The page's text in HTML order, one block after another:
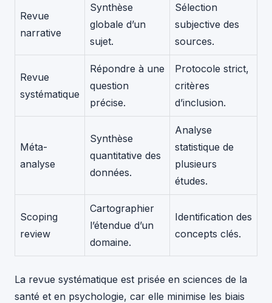
Revue
narrative
Synthèse
globale d’un
sujet.
Sélection
subjective des
sources.
Revue
systématique
Répondre à une
question
précise.
Protocole strict,
critères
d’inclusion.
Méta-
analyse
Synthèse
quantitative des
données.
Analyse
statistique de
plusieurs
études.
Scoping
review
Cartographier
l’étendue d’un
domaine.
Identification des
concepts clés.
La revue systématique est prisée en sciences de la
santé et en psychologie, car elle minimise les biais